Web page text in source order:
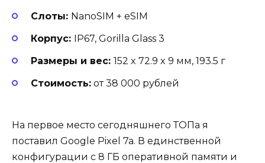
Слоты: NanoSIM + eSIM
Корпус: IP67, Gorilla Glass 3
Размеры и вес: 152 x 72.9 x 9 мм, 193.5 г
Стоимость: от 38 000 рублей
На первое место сегодняшнего ТОПа я
поставил Google Pixel 7a. В единственной
конфигурации с 8 ГБ оперативной памяти и